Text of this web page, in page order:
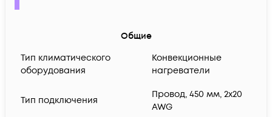
Общие
Тип климатического
оборудования
Конвекционные
нагреватели
Тип подключения
Провод, 450 мм, 2x20
AWG